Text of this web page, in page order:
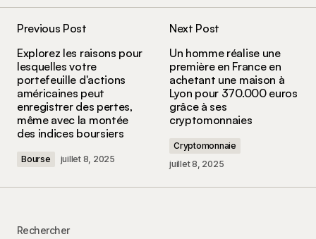
champs obligatoires sont indiqués avec*
Comment*
Your E-mail
Previous Post
Explorez les raisons pour
lesquelles votre
portefeuille d'actions
américaines peut
enregistrer des pertes,
même avec la montée
des indices boursiers
Bourse juillet 8, 2025
Next Post
Un homme réalise une
première en France en
achetant une maison à
Lyon pour 370.000 euros
grâce à ses
cryptomonnaies
Cryptomonnaie
juillet 8, 2025
Rechercher